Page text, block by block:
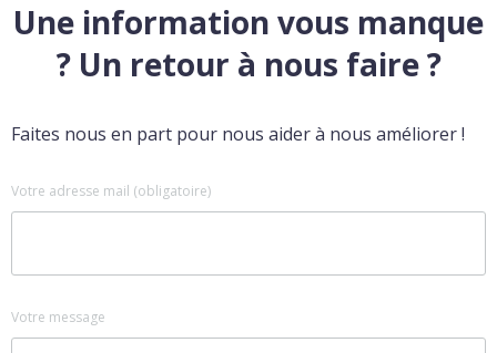
Une information vous manque
? Un retour à nous faire ?
Faites nous en part pour nous aider à nous améliorer !
Votre adresse mail (obligatoire)
Votre message